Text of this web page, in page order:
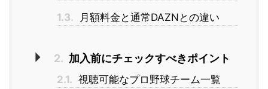
1.3. 月額料金と通常DAZNとの違い
2. 加入前にチェックすべきポイント
2.1. 視聴可能なプロ野球チーム一覧